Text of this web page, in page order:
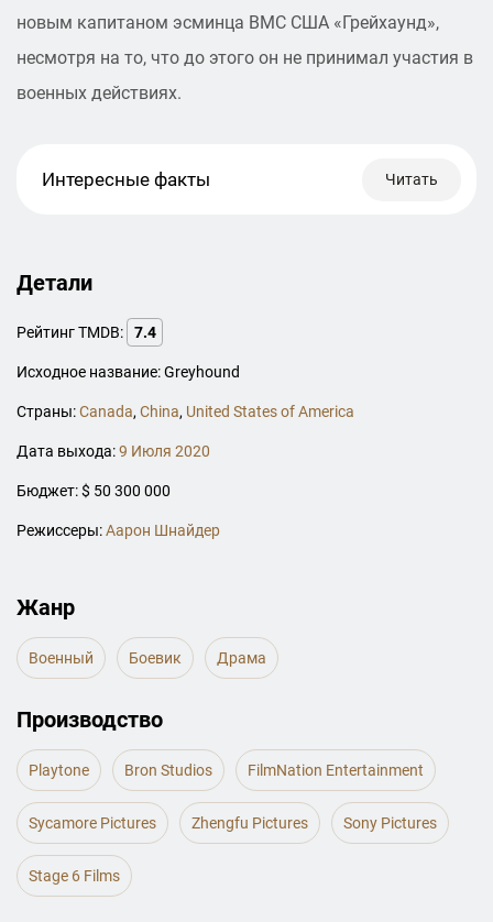
новым капитаном эсминца ВМС США «Грейхаунд»,
несмотря на то, что до этого он не принимал участия в
военных действиях.
Интересные факты Читать
Детали
Рейтинг TMDB: 7.4
Исходное название: Greyhound
Страны:Canada, China, United States of America
Дата выхода:9 Июля 2020
Бюджет: $ 50 300 000
Режиссеры:Аарон Шнайдер
Жанр
Военный Боевик Драма
Производство
Playtone Bron Studios FilmNation Entertainment
Sycamore Pictures Zhengfu Pictures Sony Pictures
Stage 6 Films